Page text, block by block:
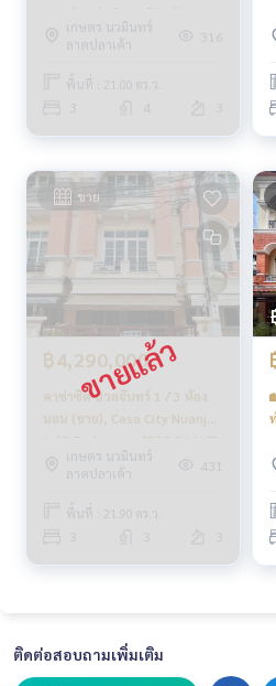
นอน (ขาย), Casa City Nuanjan
1 / 3 Bedrooms (FOR SALE)
เกษตร นวมินทร์
ลาดปลาเค้า
316
พื้นที่ : 21.00 ตร.ว.
4
ขาย
฿4,290,000
คาซ่าซิตี้ นวลจันทร์ 1 / 3 ห้อง
นอน (ขาย), Casa City Nuanjan
1 / 3 Bedrooms (FOR SAALE)
PIK164เกษตร นวมินทร์
ลาดปลาเค้า
431
พื้นที่ : 21.90 ตร.ว.
ติดต่อสอบถามเพิ่มเติม